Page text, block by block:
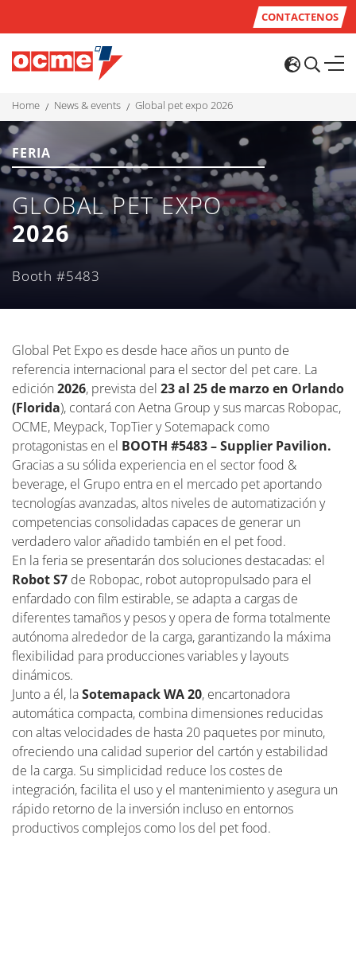
CONTACTENOS
home news & events global pet expo 2026
FERIA
GLOBAL PET EXPO
2026
Booth #5483
Global Pet Expo es desde hace años un punto de
referencia internacional para el sector del pet care. La
edición 2026, prevista del 23 al 25 de marzo en Orlando
(Florida), contará con Aetna Group y sus marcas Robopac,
OCME, Meypack, TopTier y Sotemapack como
protagonistas en el BOOTH #5483 – Supplier Pavilion.
Gracias a su sólida experiencia en el sector food &
beverage, el Grupo entra en el mercado pet aportando
tecnologías avanzadas, altos niveles de automatización y
competencias consolidadas capaces de generar un
verdadero valor añadido también en el pet food.
En la feria se presentarán dos soluciones destacadas: el
Robot S7 de Robopac, robot autopropulsado para el
enfardado con film estirable, se adapta a cargas de
diferentes tamaños y pesos y opera de forma totalmente
autónoma alrededor de la carga, garantizando la máxima
flexibilidad para producciones variables y layouts
dinámicos.
Junto a él, laSotemapack WA 20, encartonadora
automática compacta, combina dimensiones reducidas
con altas velocidades de hasta 20 paquetes por minuto,
ofreciendo una calidad superior del cartón y estabilidad
de la carga. Su simplicidad reduce los costes de
integración, facilita el uso y el mantenimiento y asegura un
rápido retorno de la inversión incluso en entornos
productivos complejos como los del pet food.